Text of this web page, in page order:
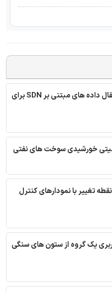
ترجمه مقاله امنیت انتقال داده های مبتنی بر SDN برای
خورشیدی سوخت های نفتی
تغییر با نمودارهای کنترل
یک گروه از ستون های سنگی